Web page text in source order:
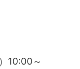
10:00～